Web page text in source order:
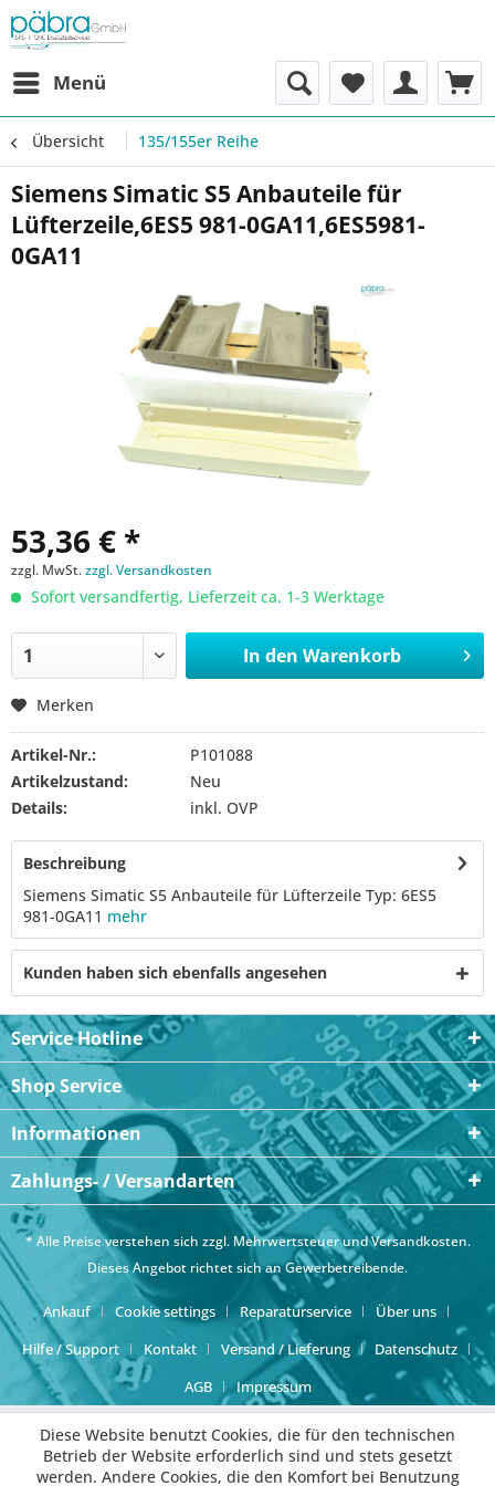
Menü
Übersicht 135/155er Reihe
Siemens Simatic S5 Anbauteile für
Lüfterzeile,6ES5 981-0GA11,6ES5981-
0GA11
53,36 € *
zzgl. MwSt.zzgl. Versandkosten
Sofort versandfertig, Lieferzeit ca. 1-3 Werktage
In den Warenkorb
Merken
Artikel-Nr.:
P101088
Artikelzustand:
Neu
Details:
inkl. OVP
Beschreibung
Siemens Simatic S5 Anbauteile für Lüfterzeile Typ: 6ES5
981-0GA11 mehr
Kunden haben sich ebenfalls angesehen
Service Hotline
Shop Service
Informationen
Zahlungs- / Versandarten
* Alle Preise verstehen sich zzgl. Mehrwertsteuer undVersandkosten.
Dieses Angebot richtet sich an Gewerbetreibende.
Ankauf Cookie settings Reparaturservice
Über uns
Hilfe / Support
Kontakt Versand / Lieferung
Datenschutz
AGB
Impressum
Diese Website benutzt Cookies, die für den technischen
Betrieb der Website erforderlich sind und stets gesetzt
werden. Andere Cookies, die den Komfort bei Benutzung